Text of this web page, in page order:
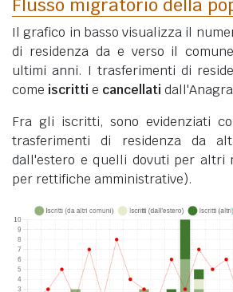
Flusso migratorio della
Il grafico in basso visualizza il
di residenza da e verso il
ultimi anni. I trasferimenti di
come iscritti e cancellati
Fra gli iscritti, sono evidenziati
trasferimenti di residenza da
dall'estero e quelli dovuti per altri
per rettifiche amministrative).